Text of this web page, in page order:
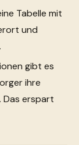
Tabelle mit
und
gibt es
ihre
Das erspart